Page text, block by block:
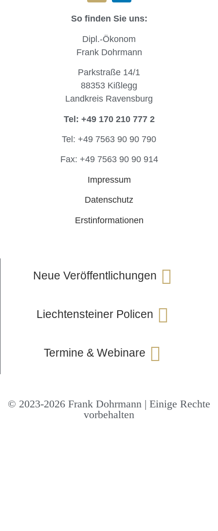
So finden Sie uns:
Dipl.-Ökonom
Frank Dohrmann
Parkstraße 14/1
88353 Kißlegg
Landkreis Ravensburg
Tel: +49 170 210 777 2
Tel: +49 7563 90 90 790
Fax: +49 7563 90 90 914
Impressum
Datenschutz
Erstinformationen
Neue Veröffentlichungen
Liechtensteiner Policen
Termine & Webinare
© 2023-2026 Frank Dohrmann | Einige Rechte
vorbehalten